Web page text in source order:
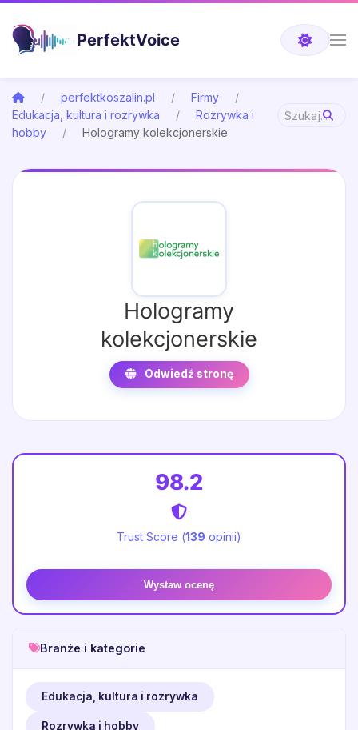
PerfektVoice
perfektkoszalin.pl
Firmy
Edukacja, kultura i rozrywka
Rozrywka i
hobby
Hologramy kolekcjonerskie
Hologramy
kolekcjonerskie
Odwiedź stronę
98.2
Trust Score (139 opinii)
Wystaw ocenę
Branże i kategorie
Edukacja, kultura i rozrywka
Rozrywka i hobby